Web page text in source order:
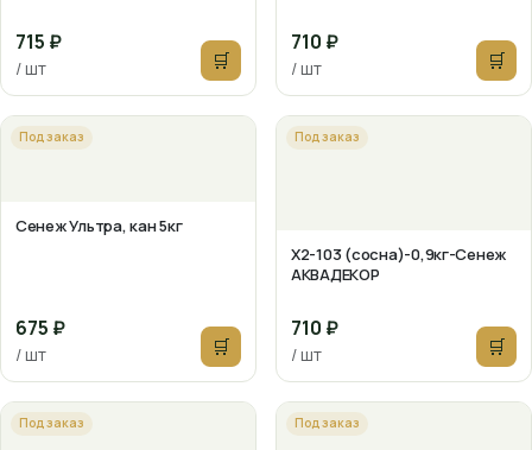
715 ₽
/ шт 🛒
710 ₽
/ шт 🛒
Под заказ
Сенеж Ультра, кан 5кг
675 ₽
/ шт 🛒
Под заказ
X2-103 (сосна)-0,9кг-Сенеж
АКВАДЕКОР
710 ₽
/ шт 🛒
Под заказ Под заказ